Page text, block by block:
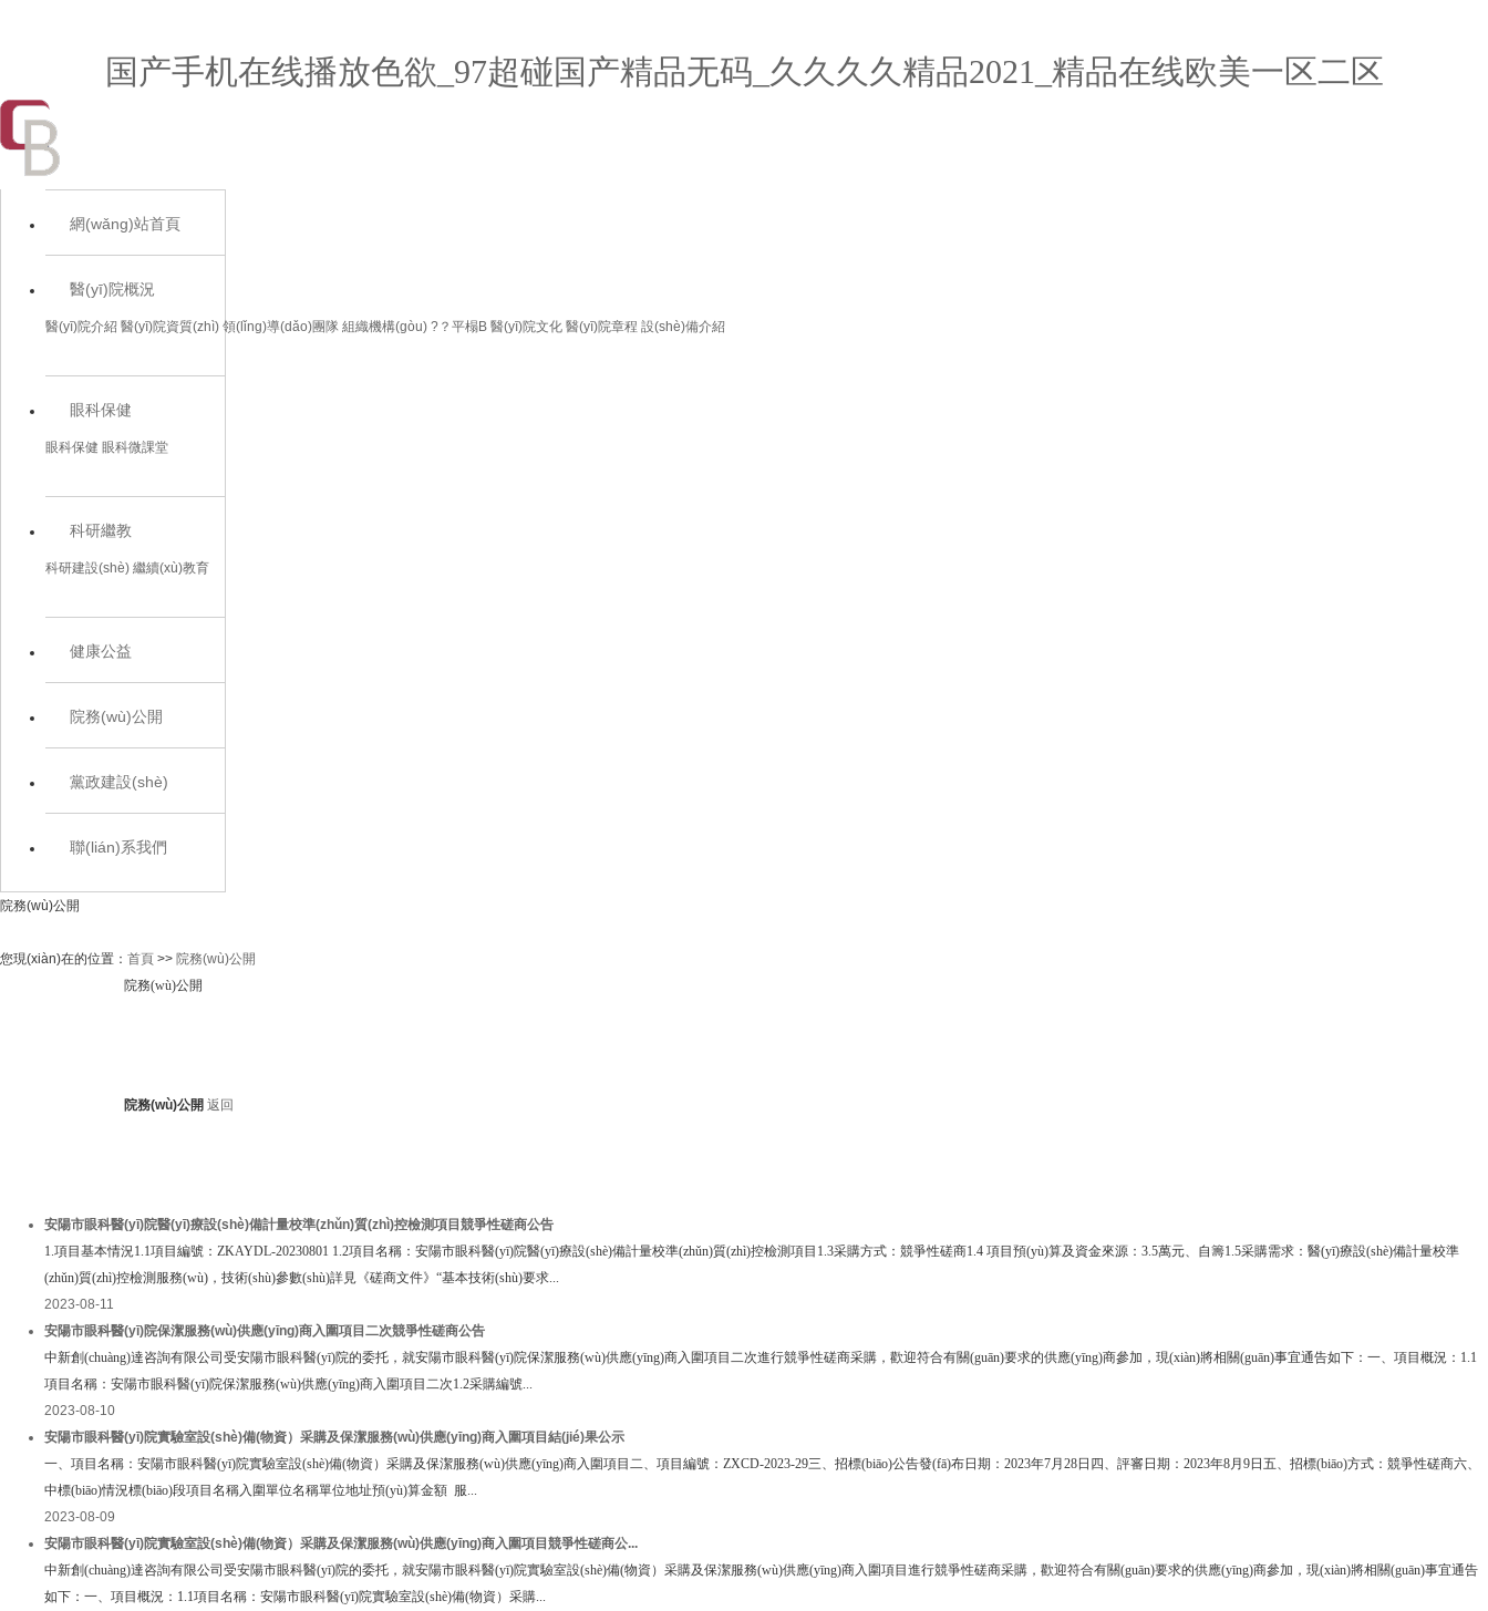
国产手机在线播放色欲_97超碰国产精品无码_久久久久精品2021_精品在线欧美一区二区
網(wǎng)站首頁
醫(yī)院概況
醫(yī)院介紹 醫(yī)院資質(zhì) 領(lǐng)導(dǎo)團隊 組織機構(gòu) ?？平榻B 醫(yī)院文化 醫(yī)院章程 設(shè)備介紹
眼科保健
眼科保健 眼科微課堂
科研繼教
科研建設(shè) 繼續(xù)教育
健康公益
院務(wù)公開
黨政建設(shè)
聯(lián)系我們
院務(wù)公開
您現(xiàn)在的位置： 首頁 >> 院務(wù)公開
院務(wù)公開
院務(wù)公開 返回
安陽市眼科醫(yī)院醫(yī)療設(shè)備計量校準(zhǔn)質(zhì)控檢測項目競爭性磋商公告
1.項目基本情況1.1項目編號：ZKAYDL-20230801 1.2項目名稱：安陽市眼科醫(yī)院醫(yī)療設(shè)備計量校準(zhǔn)質(zhì)控檢測項目1.3采購方式：競爭性磋商1.4 項目預(yù)算及資金來源：3.5萬元、自籌1.5采購需求：醫(yī)療設(shè)備計量校準
(zhǔn)質(zhì)控檢測服務(wù)，技術(shù)參數(shù)詳見《磋商文件》“基本技術(shù)要求...
2023-08-11
安陽市眼科醫(yī)院保潔服務(wù)供應(yīng)商入圍項目二次競爭性磋商公告
中新創(chuàng)達咨詢有限公司受安陽市眼科醫(yī)院的委托，就安陽市眼科醫(yī)院保潔服務(wù)供應(yīng)商入圍項目二次進行競爭性磋商采購，歡迎符合有關(guān)要求的供應(yīng)商參加，現(xiàn)將相關(guān)事宜通告如下：一、項目概況：1.1
項目名稱：安陽市眼科醫(yī)院保潔服務(wù)供應(yīng)商入圍項目二次1.2采購編號...
2023-08-10
安陽市眼科醫(yī)院實驗室設(shè)備(物資）采購及保潔服務(wù)供應(yīng)商入圍項目結(jié)果公示
一、項目名稱：安陽市眼科醫(yī)院實驗室設(shè)備(物資）采購及保潔服務(wù)供應(yīng)商入圍項目二、項目編號：ZXCD-2023-29三、招標(biāo)公告發(fā)布日期：2023年7月28日四、評審日期：2023年8月9日五、招標(biāo)方式：競爭性磋商六、
中標(biāo)情況標(biāo)段項目名稱入圍單位名稱單位地址預(yù)算金額 服...
2023-08-09
安陽市眼科醫(yī)院實驗室設(shè)備(物資）采購及保潔服務(wù)供應(yīng)商入圍項目競爭性磋商公...
中新創(chuàng)達咨詢有限公司受安陽市眼科醫(yī)院的委托，就安陽市眼科醫(yī)院實驗室設(shè)備(物資）采購及保潔服務(wù)供應(yīng)商入圍項目進行競爭性磋商采購，歡迎符合有關(guān)要求的供應(yīng)商參加，現(xiàn)將相關(guān)事宜通告
如下：一、項目概況：1.1項目名稱：安陽市眼科醫(yī)院實驗室設(shè)備(物資）采購...